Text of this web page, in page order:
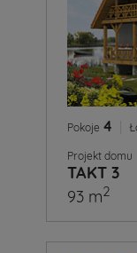
Pokoje 4
Projekt domu
TAKT 3
93 m2